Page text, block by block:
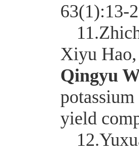
63(1):13-
11.
Xiyu
Qingyu
yield
12.